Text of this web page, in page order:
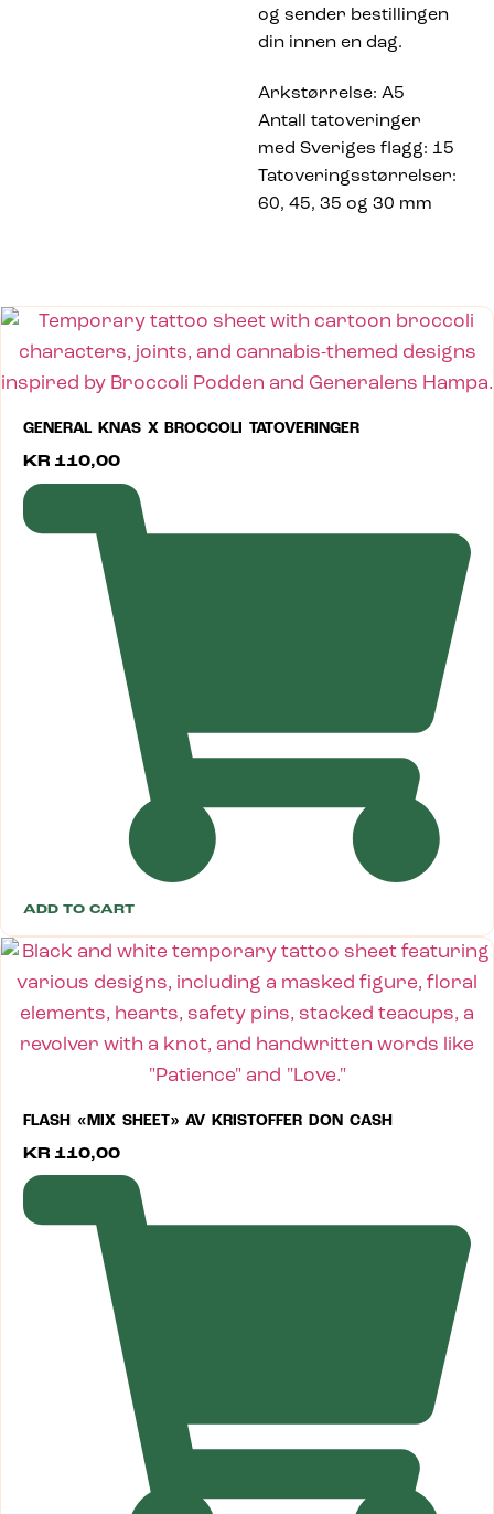
og sender bestillingen
din innen en dag.
Arkstørrelse: A5
Antall tatoveringer
med Sveriges flagg: 15
Tatoveringsstørrelser:
60, 45, 35 og 30 mm
GENERAL KNAS X BROCCOLI TATOVERINGER
KR 110,00
ADD TO CART
FLASH «MIX SHEET» AV KRISTOFFER DON CASH
KR 110,00